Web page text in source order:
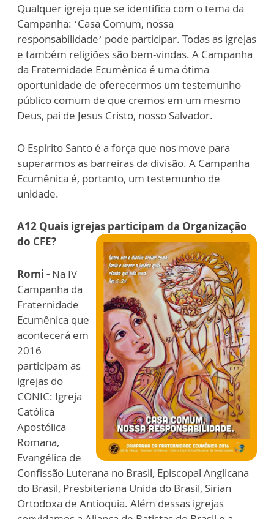
Qualquer igreja que se identifica com o tema da
Campanha: ‘Casa Comum, nossa
responsabilidade’ pode participar. Todas as igrejas
e também religiões são bem-vindas. A Campanha
da Fraternidade Ecumênica é uma ótima
oportunidade de oferecermos um testemunho
público comum de que cremos em um mesmo
Deus, pai de Jesus Cristo, nosso Salvador.
O Espírito Santo é a força que nos move para
superarmos as barreiras da divisão. A Campanha
Ecumênica é, portanto, um testemunho de
unidade.
A12 Quais igrejas participam da Organização
do CFE?
Romi - Na IV
Campanha da
Fraternidade
Ecumênica que
acontecerá em
2016
participam as
igrejas do
CONIC: Igreja
Católica
Apostólica
Romana,
Evangélica de
Confissão Luterana no Brasil, Episcopal Anglicana
do Brasil, Presbiteriana Unida do Brasil, Sirian
Ortodoxa de Antioquia. Além dessas igrejas